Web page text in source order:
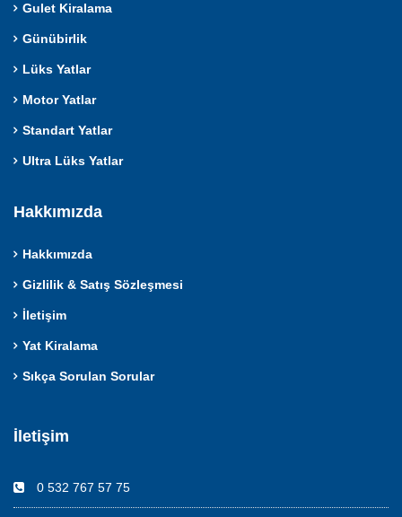
Gulet Kiralama
Günübirlik
Lüks Yatlar
Motor Yatlar
Standart Yatlar
Ultra Lüks Yatlar
Hakkımızda
Hakkımızda
Gizlilik & Satış Sözleşmesi
İletişim
Yat Kiralama
Sıkça Sorulan Sorular
İletişim
0 532 767 57 75